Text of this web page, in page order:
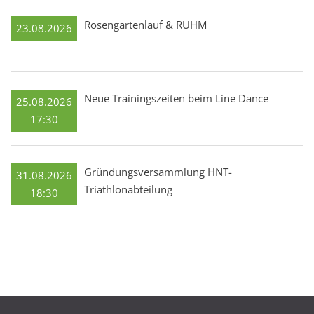
23.08.2026 Rosengartenlauf & RUHM
25.08.2026
17:30
Neue Trainingszeiten beim Line Dance
31.08.2026
18:30
Gründungsversammlung HNT-
Triathlonabteilung